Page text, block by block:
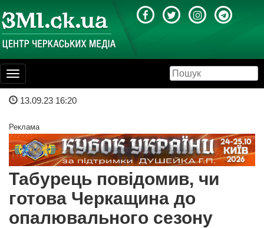
Toggle
navigation
13.09.23 16:20
Реклама
Табурець повідомив, чи
готова Черкащина до
опалювального сезону